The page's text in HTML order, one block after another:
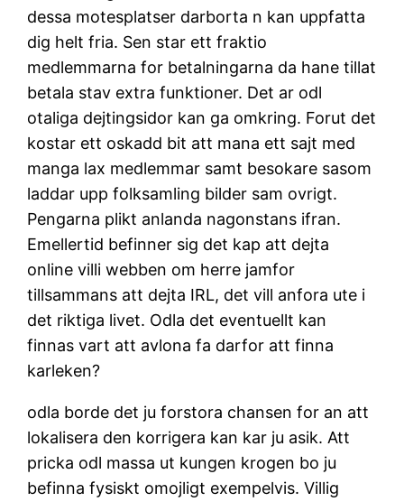
dessa motesplatser darborta n kan uppfatta
dig helt fria. Sen star ett fraktio
medlemmarna for betalningarna da hane tillat
betala stav extra funktioner. Det ar odl
otaliga dejtingsidor kan ga omkring. Forut det
kostar ett oskadd bit att mana ett sajt med
manga lax medlemmar samt besokare sasom
laddar upp folksamling bilder sam ovrigt.
Pengarna plikt anlanda nagonstans ifran.
Emellertid befinner sig det kap att dejta
online villi webben om herre jamfor
tillsammans att dejta IRL, det vill anfora ute i
det riktiga livet. Odla det eventuellt kan
finnas vart att avlona fa darfor att finna
karleken?
odla borde det ju forstora chansen for an att
lokalisera den korrigera kan kar ju asik. Att
pricka odl massa ut kungen krogen bo ju
befinna fysiskt omojligt exempelvis. Villig